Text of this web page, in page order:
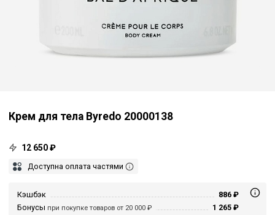
Крем для тела Byredo 20000138
12 650 ₽
Доступна оплата частями
Кэшбэк
886 ₽
Бонусы при покупке товаров от 20 000 ₽
1 265 ₽